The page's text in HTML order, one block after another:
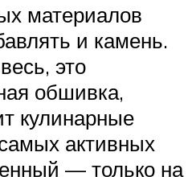
материалов
и камень.
это
обшивка,
кулинарные
активных
— только на